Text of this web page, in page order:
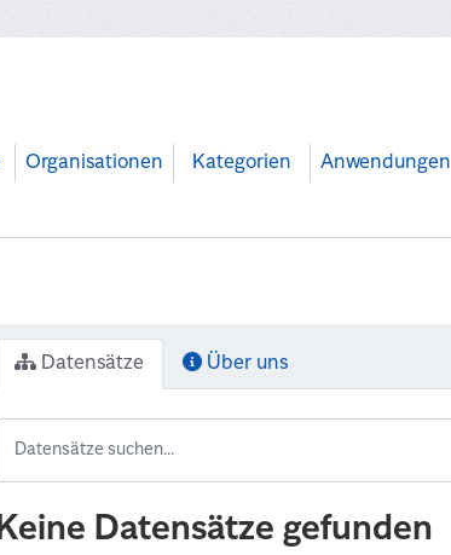
Organisationen Kategorien Anwendungen
Datensätze Über uns
Keine Datensätze gefunden